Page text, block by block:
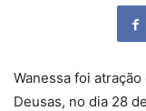
Wanessa foi
Deusas, no dia 28